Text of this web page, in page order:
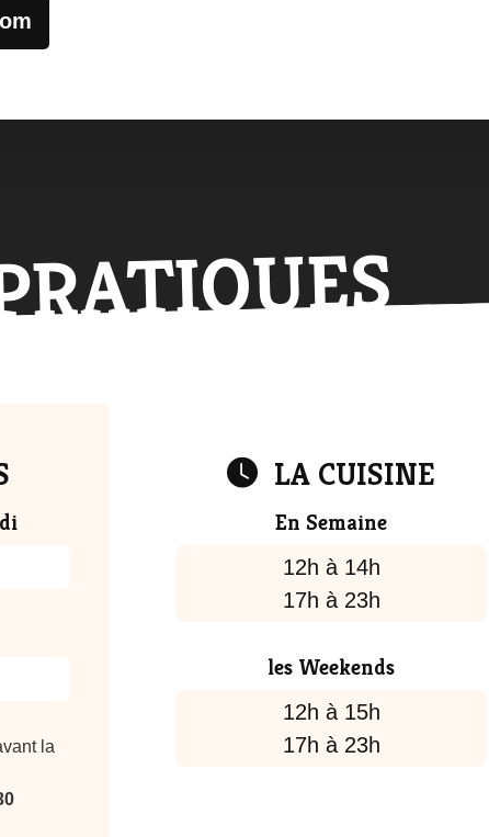
la
LA CUISINE
En Semaine
12h à 14h
17h à 23h
les Weekends
12h à 15h
17h à 23h